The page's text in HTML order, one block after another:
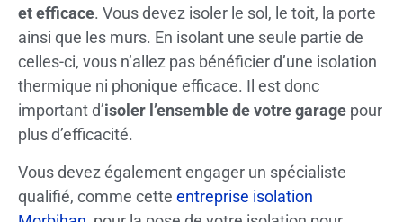
et efficace. Vous devez isoler le sol, le toit, la porte
ainsi que les murs. En isolant une seule partie de
celles-ci, vous n’allez pas bénéficier d’une isolation
thermique ni phonique efficace. Il est donc
important d’isoler l’ensemble de votre garage pour
plus d’efficacité.
Vous devez également engager un spécialiste
qualifié, comme cette entreprise isolation